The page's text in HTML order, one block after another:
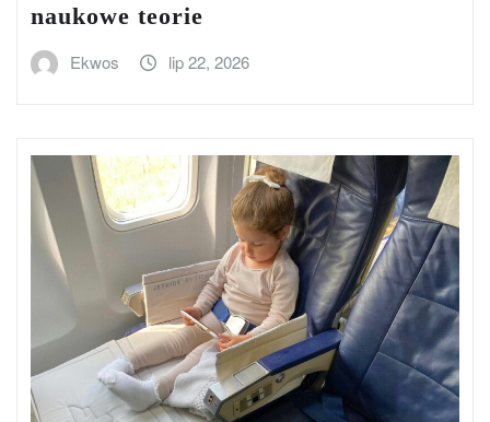
naukowe teorie
Ekwos lip 22, 2026